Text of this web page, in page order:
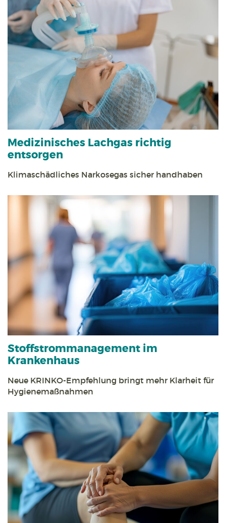
Medizinisches Lachgas richtig
entsorgen
Klimaschädliches Narkosegas sicher handhaben
Stoff­strom­management im
Krankenhaus
Neue KRINKO-Empfehlung bringt mehr Klarheit für
Hygienemaßnahmen